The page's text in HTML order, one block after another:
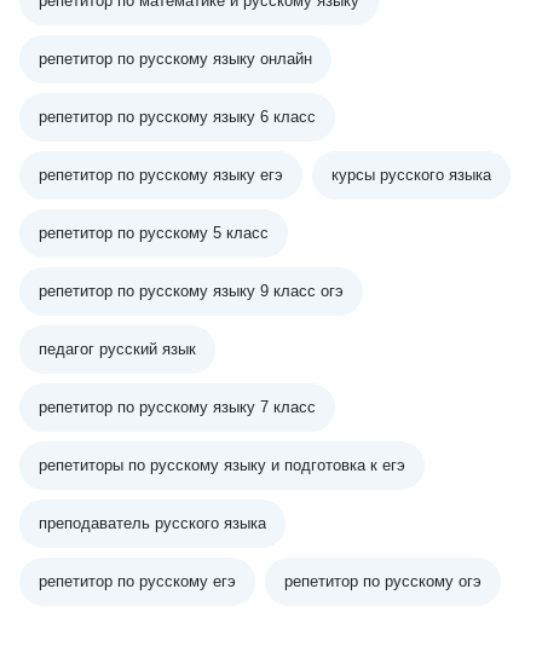
репетитор по русскому языку онлайн
репетитор по русскому языку 6 класс
репетитор по русскому языку егэ курсы русского языка
репетитор по русскому 5 класс
репетитор по русскому языку 9 класс огэ
педагог русский язык
репетитор по русскому языку 7 класс
репетиторы по русскому языку и подготовка к егэ
преподаватель русского языка
репетитор по русскому егэ репетитор по русскому огэ